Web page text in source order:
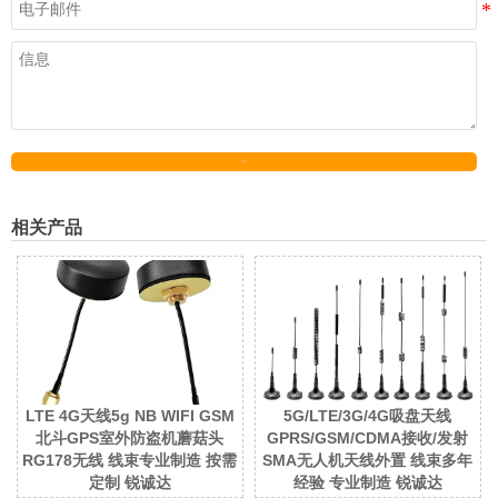
相关产品
LTE 4G天线5g NB WIFI GSM
北斗GPS室外防盗机蘑菇头
RG178无线 线束专业制造 按需
定制 锐诚达
5G/LTE/3G/4G吸盘天线
GPRS/GSM/CDMA接收/发射
SMA无人机天线外置 线束多年
经验 专业制造 锐诚达